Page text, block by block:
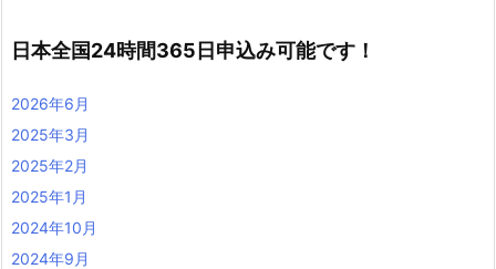
日本全国24時間365日申込み可能です！
2026年6月
2025年3月
2025年2月
2025年1月
2024年10月
2024年9月